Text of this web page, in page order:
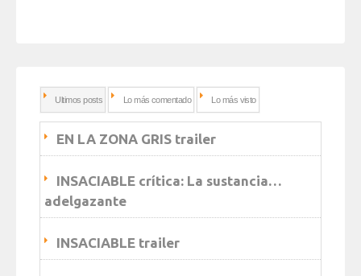
Ultimos posts Lo más comentado Lo más visto
EN LA ZONA GRIS trailer
INSACIABLE crítica: La sustancia…
adelgazante
INSACIABLE trailer